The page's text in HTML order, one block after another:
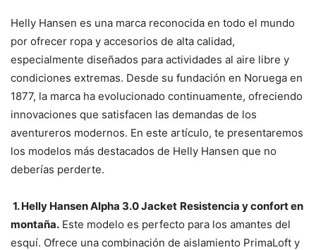
Helly Hansen es una marca reconocida en todo el mundo
por ofrecer ropa y accesorios de alta calidad,
especialmente diseñados para actividades al aire libre y
condiciones extremas. Desde su fundación en Noruega en
1877, la marca ha evolucionado continuamente, ofreciendo
innovaciones que satisfacen las demandas de los
aventureros modernos. En este artículo, te presentaremos
los modelos más destacados de Helly Hansen que no
deberías perderte.
1. Helly Hansen Alpha 3.0 Jacket Resistencia y confort en
montaña. Este modelo es perfecto para los amantes del
esquí. Ofrece una combinación de aislamiento PrimaLoft y